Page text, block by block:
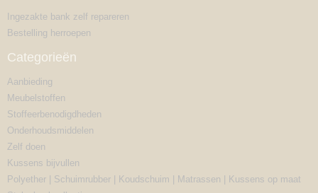
Ingezakte bank zelf repareren
Bestelling herroepen
Categorieën
Aanbieding
Meubelstoffen
Stoffeerbenodigdheden
Onderhoudsmiddelen
Zelf doen
Kussens bijvullen
Polyether | Schuimrubber | Koudschuim | Matrassen | Kussens op maat